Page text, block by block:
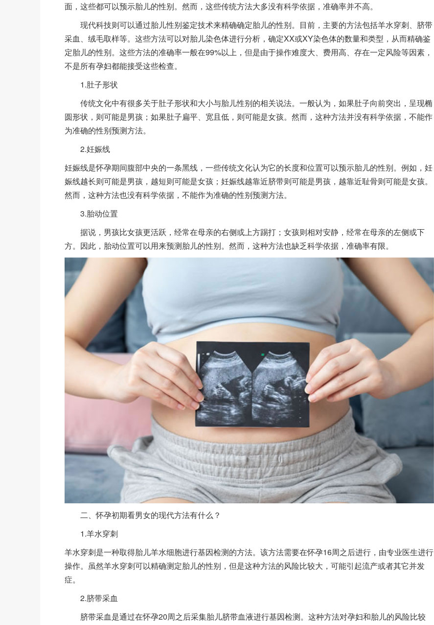
面，这些都可以预示胎儿的性别。然而，这些传统方法大多没有科学依据，准确率并不高。
现代科技则可以通过胎儿性别鉴定技术来精确确定胎儿的性别。目前，主要的方法包括羊水穿刺、脐带
采血、绒毛取样等。这些方法可以对胎儿染色体进行分析，确定XX或XY染色体的数量和类型，从而精确鉴
定胎儿的性别。这些方法的准确率一般在99%以上，但是由于操作难度大、费用高、存在一定风险等因素，
不是所有孕妇都能接受这些检查。
1.肚子形状
传统文化中有很多关于肚子形状和大小与胎儿性别的相关说法。一般认为，如果肚子向前突出，呈现椭
圆形状，则可能是男孩；如果肚子扁平、宽且低，则可能是女孩。然而，这种方法并没有科学依据，不能作
为准确的性别预测方法。
2.妊娠线
妊娠线是怀孕期间腹部中央的一条黑线，一些传统文化认为它的长度和位置可以预示胎儿的性别。例如，妊
娠线越长则可能是男孩，越短则可能是女孩；妊娠线越靠近脐带则可能是男孩，越靠近耻骨则可能是女孩。
然而，这种方法也没有科学依据，不能作为准确的性别预测方法。
3.胎动位置
据说，男孩比女孩更活跃，经常在母亲的右侧或上方踢打；女孩则相对安静，经常在母亲的左侧或下
方。因此，胎动位置可以用来预测胎儿的性别。然而，这种方法也缺乏科学依据，准确率有限。
二、怀孕初期看男女的现代方法有什么？
1.羊水穿刺
羊水穿刺是一种取得胎儿羊水细胞进行基因检测的方法。该方法需要在怀孕16周之后进行，由专业医生进行
操作。虽然羊水穿刺可以精确测定胎儿的性别，但是这种方法的风险比较大，可能引起流产或者其它并发
症。
2.脐带采血
脐带采血是通过在怀孕20周之后采集胎儿脐带血液进行基因检测。这种方法对孕妇和胎儿的风险比较